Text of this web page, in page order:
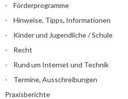
Förderprogramme
Hinweise, Tipps, Informationen
Kinder und Jugendliche / Schule
Recht
Rund um Internet und Technik
Termine, Ausschreibungen
Praxisberichte